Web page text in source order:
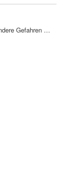
Gefahren …